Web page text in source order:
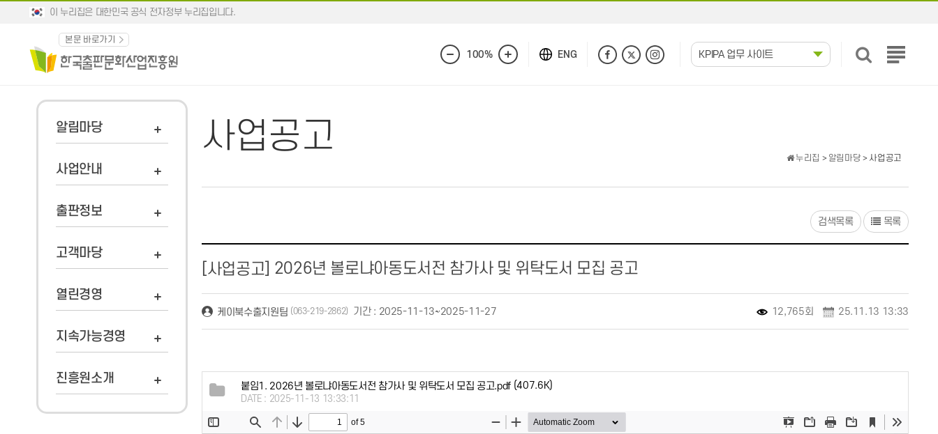
이 누리집은 대한민국 공식 전자정부 누리집입니다.
본문 바로가기
화
100%
화
ENG KPIPA 업무 사이트
전
알림마당
사업안내
출판정보
고객마당
열린경영
지속가능경영
진흥원소개
사업공고
누리집 > 알림마당 > 사업공고
검색목록 목록
[사업공고] 2026년 볼로냐아동도서전 참가사 및 위탁도서 모집 공고
케이북수출지원팀 (063-219-2862) 기간 : 2025-11-13~2025-11-27 12,765회 25.11.13 13:33
붙임1. 2026년 볼로냐아동도서전 참가사 및 위탁도서 모집 공고.pdf (407.6K)
DATE : 2025-11-13 13:33:11